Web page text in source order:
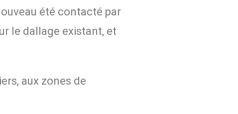
été contacté par
le dallage existant, et
aux zones de